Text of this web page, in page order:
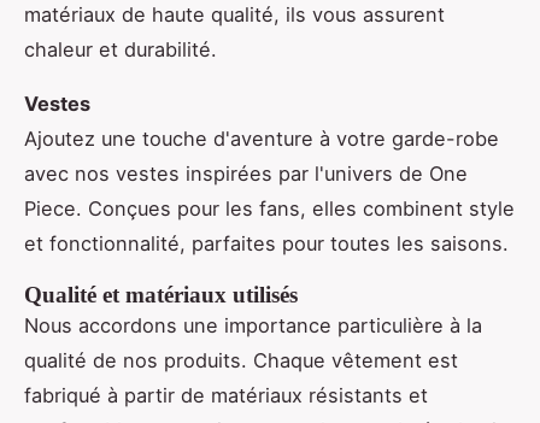
matériaux de haute qualité, ils vous assurent
chaleur et durabilité.
Vestes
Ajoutez une touche d'aventure à votre garde-robe
avec nos vestes inspirées par l'univers de One
Piece. Conçues pour les fans, elles combinent style
et fonctionnalité, parfaites pour toutes les saisons.
Qualité et matériaux utilisés
Nous accordons une importance particulière à la
qualité de nos produits. Chaque vêtement est
fabriqué à partir de matériaux résistants et